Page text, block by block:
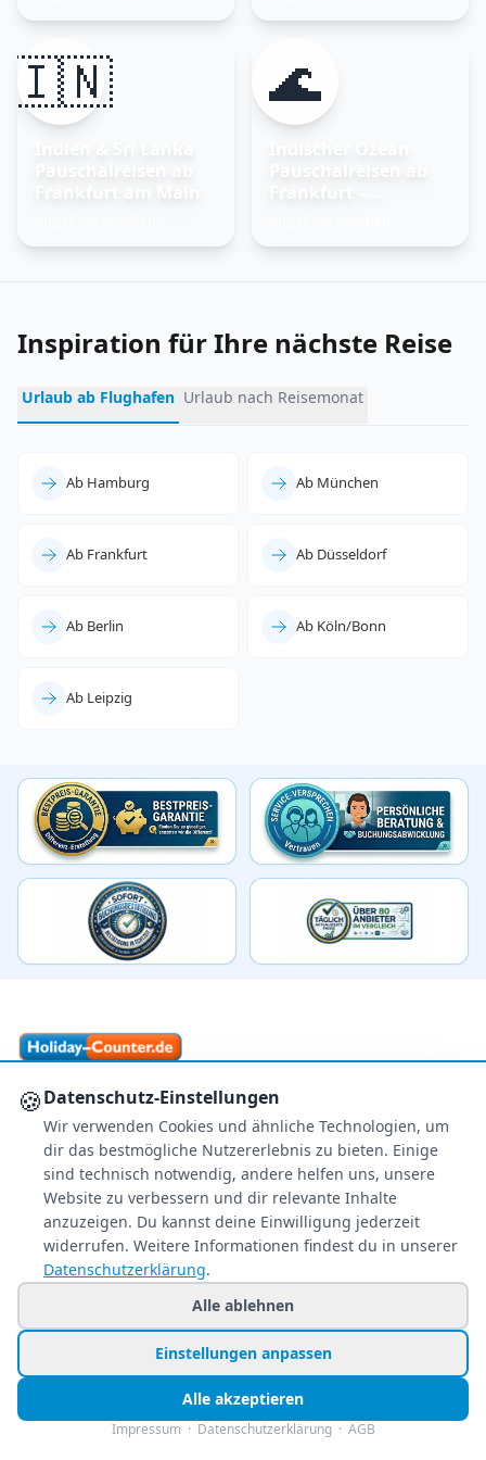
🇮🇳 🌊
Inspiration für Ihre nächste Reise
Urlaub ab Flughafen Urlaub nach Reisemonat
Ab Hamburg Ab München
Ab Frankfurt Ab Düsseldorf
Ab Berlin Ab Köln/Bonn
Ab Leipzig
Ihr zuverlässiger Reisepreisvergleich – über 80
Veranstalter im Vergleich.
+49 991 2967 68857
Mo–Fr 8–22 Uhr · Sa 9–22
So & Feiertags 11–22 Uhr
NEWSLETTER
Exklusive Reiseschnäppchen direkt in Ihr
Postfach – kostenlos & jederzeit
Jetzt personalisiert anmelden
Nur Angebote, die zu Ihren Wünschen passen.
🍪Datenschutz-Einstellungen
Wir verwenden Cookies und ähnliche Technologien, um
dir das bestmögliche Nutzererlebnis zu bieten. Einige
sind technisch notwendig, andere helfen uns, unsere
Website zu verbessern und dir relevante Inhalte
anzuzeigen. Du kannst deine Einwilligung jederzeit
widerrufen. Weitere Informationen findest du in unserer
Datenschutzerklärung.
Alle ablehnen
Einstellungen anpassen
Alle akzeptieren
Impressum· Datenschutzerklärung· AGB